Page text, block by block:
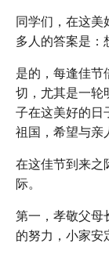
同学们，在这美
多人的答案是：
是的，每逢佳节
切，尤其是一轮
子在这美好的日
祖国，希望与亲
在这佳节到来之
际。
第一，孝敬父母
的努力，小家安